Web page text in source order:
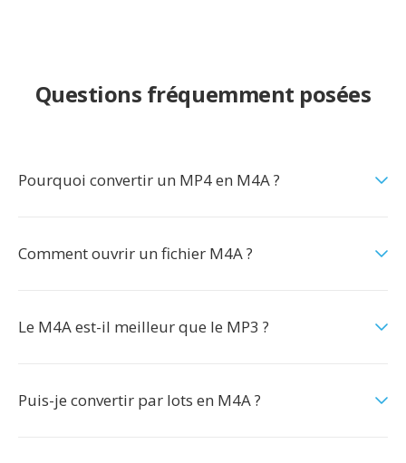
Questions fréquemment posées
Pourquoi convertir un MP4 en M4A ?
Comment ouvrir un fichier M4A ?
Le M4A est-il meilleur que le MP3 ?
Puis-je convertir par lots en M4A ?